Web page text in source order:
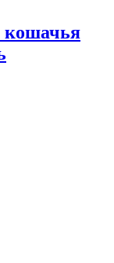
кошачья